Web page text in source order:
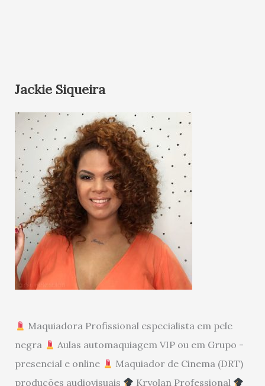
Jackie Siqueira
Maquiadora Profissional especialista em pele
negra
Aulas automaquiagem VIP ou em Grupo -
presencial e online
Maquiador de Cinema (DRT)
produções audiovisuais
Kryolan Professional